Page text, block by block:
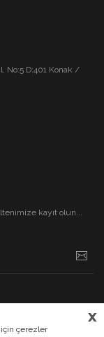
No:5 D:401 Konak /
kayıt olun...
x
çerezler